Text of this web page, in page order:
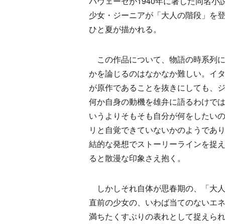
少女・ジーニアが「大人の階段」を
ひと夏が描かれる。
この作品について、物語の時系列
かを論じるのはなかなか難しい。イ
が原作であることを抜きにしても、
何か自身の動機を雄弁に語るわけで
いうよりそもそも自分が何をしたい
リと自覚できていないかのようであ
結的な発想でストーリーラインを捉
ると散漫な印象さえ抱く。
しかしそれ自体が思春期の、「大
直前の少女の、いわば当てのないエ
満ちたくすぶりの表れとして捉えら